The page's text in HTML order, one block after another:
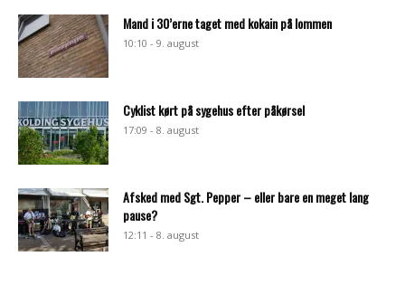
Mand i 30’erne taget med kokain på lommen
10:10 - 9. august
Cyklist kørt på sygehus efter påkørsel
17:09 - 8. august
Afsked med Sgt. Pepper – eller bare en meget lang
pause?
12:11 - 8. august